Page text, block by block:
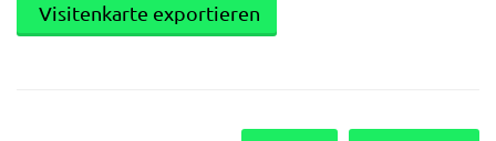
Visitenkarte exportieren